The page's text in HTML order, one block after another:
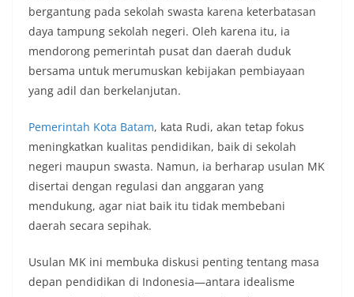
bergantung pada sekolah swasta karena keterbatasan
daya tampung sekolah negeri. Oleh karena itu, ia
mendorong pemerintah pusat dan daerah duduk
bersama untuk merumuskan kebijakan pembiayaan
yang adil dan berkelanjutan.
Pemerintah Kota Batam, kata Rudi, akan tetap fokus
meningkatkan kualitas pendidikan, baik di sekolah
negeri maupun swasta. Namun, ia berharap usulan MK
disertai dengan regulasi dan anggaran yang
mendukung, agar niat baik itu tidak membebani
daerah secara sepihak.
Usulan MK ini membuka diskusi penting tentang masa
depan pendidikan di Indonesia—antara idealisme